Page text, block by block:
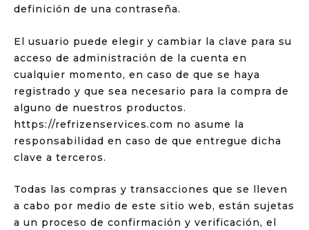
definición de una contraseña.
El usuario puede elegir y cambiar la clave para su
acceso de administración de la cuenta en
cualquier momento, en caso de que se haya
registrado y que sea necesario para la compra de
alguno de nuestros productos.
https://refrizenservices.com no asume la
responsabilidad en caso de que entregue dicha
clave a terceros.
Todas las compras y transacciones que se lleven
a cabo por medio de este sitio web, están sujetas
a un proceso de confirmación y verificación, el